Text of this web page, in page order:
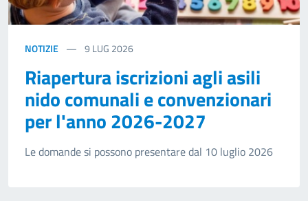
NOTIZIE 9 LUG 2026
Riapertura iscrizioni agli asili
nido comunali e convenzionari
per l'anno 2026-2027
Le domande si possono presentare dal 10 luglio 2026